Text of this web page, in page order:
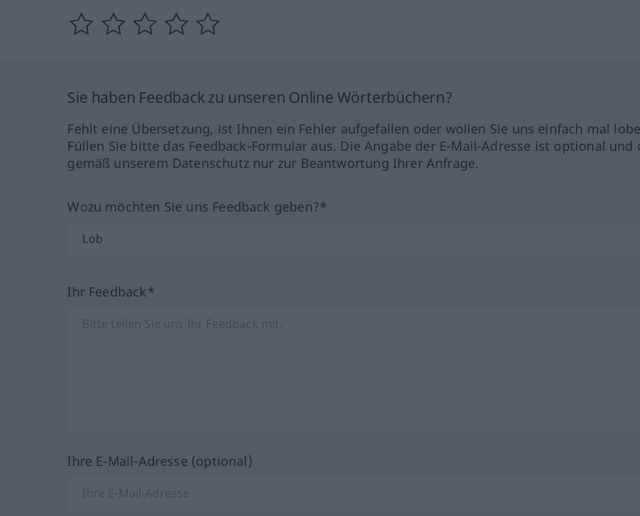
Sie haben Feedback zu unseren Online Wörterbüchern?
Fehlt eine Übersetzung, ist Ihnen ein Fehler aufgefallen oder wollen Sie uns einfach mal
Füllen Sie bitte das Feedback-Formular aus. Die Angabe der E-Mail-Adresse ist optional und
gemäß unserem Datenschutz nur zur Beantwortung Ihrer Anfrage.
Wozu möchten Sie uns Feedback geben?*
Ihr Feedback*
Ihre E-Mail-Adresse (optional)